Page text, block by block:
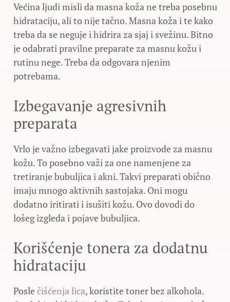
Većina ljudi misli da masna koža ne treba posebnu
hidrataciju, ali to nije tačno. Masna koža i te kako
treba da se neguje i hidrira za sjaj i svežinu. Bitno
je odabrati pravilne preparate za masnu kožu i
rutinu nege. Treba da odgovara njenim
potrebama.
Izbegavanje agresivnih
preparata
Vrlo je važno izbegavati jake proizvode za masnu
kožu. To posebno važi za one namenjene za
tretiranje bubuljica i akni. Takvi preparati obično
imaju mnogo aktivnih sastojaka. Oni mogu
dodatno iritirati i isušiti kožu. Ovo dovodi do
lošeg izgleda i pojave bubuljica.
Korišćenje tonera za dodatnu
hidrataciju
Poslečišćenja lica, koristite toner bez alkohola.